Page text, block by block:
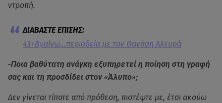
ντροπή.
43+Βγαίνω…περιοδεία με τον Θανάση Αλευρά
-Ποια βαθύτατη ανάγκη εξυπηρετεί η ποίηση στη γραφή
σας και τη προσδίδει στον «Άλυπο»;
Δεν γίνεται τίποτε από πρόθεση, πιστέψτε με, έτσι ακούω